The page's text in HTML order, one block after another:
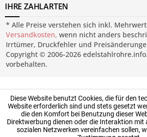
IHRE ZAHLARTEN
* Alle Preise verstehen sich inkl.
Versandkosten, wenn nicht anders
Irrtümer, Druckfehler und
Copyright © 2006-2026
vorbehalten.
Diese Website benutzt Cookies, die für den
Website erforderlich sind und stets gesetzt
die den Komfort bei Benutzung dieser
Direktwerbung dienen oder die Interaktion mit
sozialen Netzwerken vereinfachen sollen,